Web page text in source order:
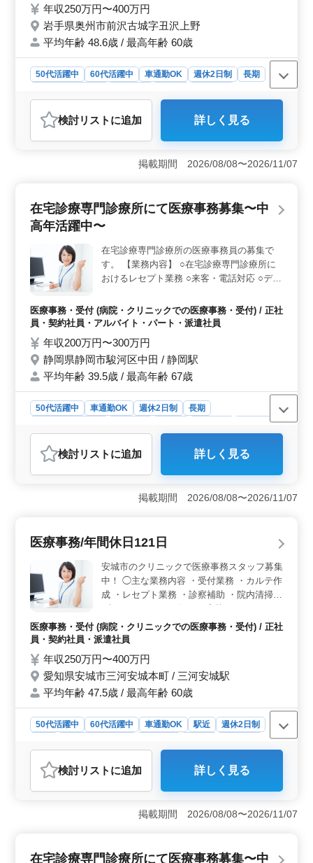
年収250万円〜400万円
岩手県奥州市前沢古城字丑沢上野
平均年齢 48.6歳 / 最高年齢 60歳
50代活躍中 60代活躍中 車通勤OK 週休2日制
長期
おすすめポイント
＜福利厚生と勤務条件＞ 賞与が年2回支給され、昇給制
度もあります。週休2日制で年間休日117日、残業なしま
たは少なめで、プライベートも充実できます。車通勤OK
方が活躍しています。経験が浅い方や転職に不安がある
方でも安心して働ける環境です。 ＜業務内容と資格
などを担当します。診療報酬請求経験があれば応募可能
で、必要資格は不問です。
検討リスト に追加 詳しく見る
掲載期間 2026/08/08〜2026/11/07
在宅診療専門診療所にて医療事務募集〜中
高年活躍中〜
在宅診療専門診療所の医療事務員の募集で
す。 【業務内容】 ○在宅診療専門診療所に
おけるレセプト業務 ○来客・電話対応 ○デー
◎40代50代のベテラン医療事務経験者優遇
◎正社員・パート・派遣社員の募集 ◎今ま
医療事務・受付 (病院・クリニックでの医療事務・受付) / 正社
員・契約社員・アルバイト・パート・派遣社員
年収200万円〜300万円
静岡県静岡市駿河区中田 / 静岡駅
平均年齢 39.5歳 / 最高年齢 67歳
50代活躍中 車通勤OK 週休2日制
長期
派遣社員
医療事務・受付
おすすめポイント
＜中高年に優しい医療事務の職場＞ この求人は中高年
層が活躍できる医療事務のポジションを提供していま
す。40代50代のベテラン医療事務経験者を歓迎し、正社
＞ 在宅診療専門診療所での医療事務業務を通じて、レ
セプト業務や来客・電話対応、データ入力、カルテ作成
など、多岐にわたるスキルが磨かれます。レセコン入力
実務経験者や医療事務経験者が求められており、これま
での経験が存分に活かせる環境です。 ＜働きやすい
労働条件＞ 週5日勤務で、土日祝および年間休日が120
日以上確保されています。夏季や年末年始、GWなどの長
期休暇も充実しており、ワークライフバランスを重視す
る方に適した働き方が整っています。
検討リスト に追加 詳しく見る
掲載期間 2026/08/08〜2026/11/07
医療事務/年間休日121日
安城市のクリニックで医療事務スタッフ募集
中！ ◯主な業務内容 ・受付業務 ・カルテ作
成 ・レセプト業務 ・診察補助 ・院内清掃
賞与あり ＊昇給制度あり ＊駅チカ ＊車通勤
OK ＊無料駐車場あり ＊年間休日121日 ＊
医療事務・受付 (病院・クリニックでの医療事務・受付) / 正社
員・契約社員・派遣社員
年収250万円〜400万円
愛知県安城市三河安城本町 / 三河安城駅
平均年齢 47.5歳 / 最高年齢 60歳
50代活躍中 60代活躍中 車通勤OK 駅近
週休2日制
おすすめポイント
＜働きやすい環境＞ 年間休日121日、週休2日制でプラ
イベートも充実。残業が少なく、駅近で車通勤も可能で
す。シニア世代も活躍中で、ブランクがある方も歓迎し
検討リスト に追加 詳しく見る
掲載期間 2026/08/08〜2026/11/07
在宅診療専門診療所にて医療事務募集〜中